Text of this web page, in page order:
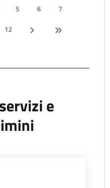
5 6
7
12
e